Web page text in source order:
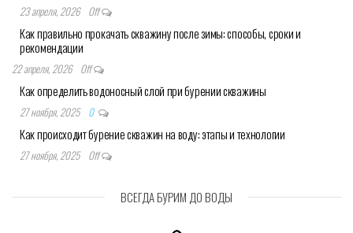
23 апреля, 2026 Off
Как правильно прокачать скважину после зимы: способы, сроки и
рекомендации
22 апреля, 2026 Off
Как определить водоносный слой при бурении скважины
27 ноября, 2025 0
Как происходит бурение скважин на воду: этапы и технологии
27 ноября, 2025 Off
ВСЕГДА БУРИМ ДО ВОДЫ